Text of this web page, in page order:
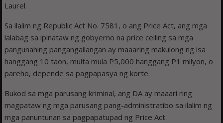
Laurel.
Sa ilalim ng Republic Act No. 7581, o ang Price Act, ang mga
lalabag sa ipinataw ng gobyerno na price ceiling sa mga
pangunahing pangangailangan ay maaaring makulong ng isa
hanggang 10 taon, multa mula P5,000 hanggang P1 milyon, o
pareho, depende sa pagpapasya ng korte.
Bukod sa mga parusang kriminal, ang DA ay maaari ring
magpataw ng mga parusang pang-administratibo sa ilalim ng
mga panuntunan sa pagpapatupad ng Price Act.